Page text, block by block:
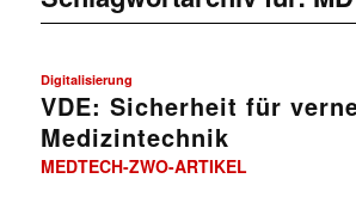
Digitalisierung
VDE: Sicherheit für
Medizintechnik
MEDTECH-ZWO-ARTIKEL